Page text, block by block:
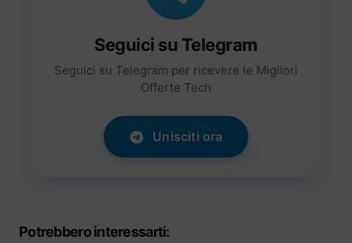
Seguici su Telegram
Seguici su Telegram per ricevere le Migliori
Offerte Tech
Unisciti ora
Potrebbero interessarti: